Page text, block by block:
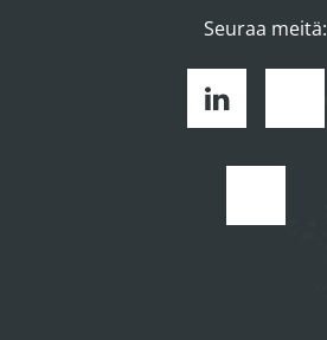
Seuraa meitä:
Linkedin